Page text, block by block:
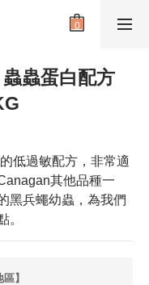
蟲蛋白配方
低過敏配方，非常適
其他品種一
黑兵蠅幼蟲，為我們
。
】